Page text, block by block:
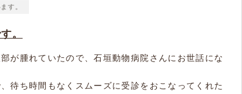
す。
。
が腫れていたので、石垣動物病院さんにお世話にな
待ち時間もなくスムーズに受診をおこなってくれた